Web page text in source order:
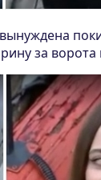
за